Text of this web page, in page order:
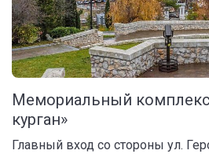
Мемориальный
курган»
Главный вход со стороны ул.